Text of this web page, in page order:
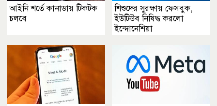
আইনি শর্তে কানাডায় টিকটক
চলবে
শিশুদের সুরক্ষায় ফেসবুক,
ইউটিউব নিষিদ্ধ করলো
ইন্দোনেশিয়া